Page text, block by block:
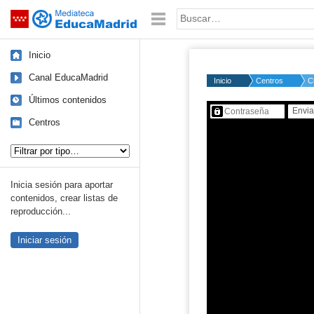
Saltar navegación Palabra o frase:
Inicio
Canal EducaMadrid
Últimos contenidos
Centros
Inicia sesión para aportar
contenidos, crear listas de
reproducción...
Iniciar sesión
Inicio Centros
Contenido protegido…